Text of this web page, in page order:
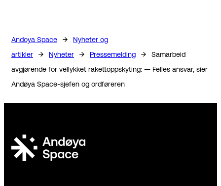
Andoya Space →
Nyheter og
artikler
→ Nyheter → Pressemelding →
Samarbeid
avgjørende for vellykket rakettoppskyting: — Felles ansvar, sier
Andøya Space-sjefen og ordføreren